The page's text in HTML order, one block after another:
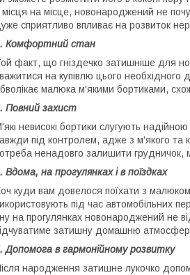
місця на місце, новонароджений не
сприятливо впливає на розвиток
Комфортний стан
факт, що гніздечко затишніше для
на купівлю цього
малюка м'якими бортиками,
Повний захист
невисокі бортики слугують
під контролем, адже з м'якого та
ненадовго залишити грудничок,
Вдома, на прогулянках і в поїздках
куди вам довелося поїхати з
під час автомобільних
на прогулянках новонароджений не
затишну домашню
Допомога в гармонійному розвитку
народження затишне лукочко